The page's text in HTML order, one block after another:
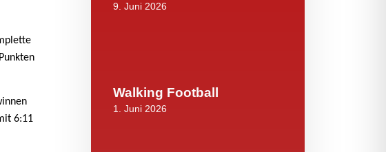
6:11
9. Juni 2026
Walking Football
1. Juni 2026